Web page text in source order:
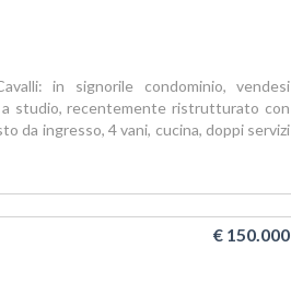
in signorile condominio, vendesi
studio, recentemente ristrutturato con
da ingresso, 4 vani, cucina, doppi servizi
€ 150.000